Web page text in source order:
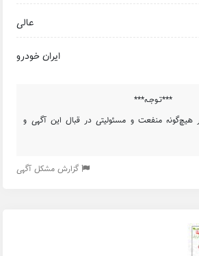
عالی
ایران خودرو
***تـوجـه***
منفعت و مسئولیتی در قبال این آگهی و
گزارش مشکل آگهی